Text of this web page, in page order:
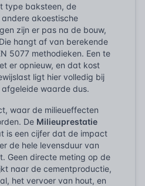
type baksteen, de
akoestische
zijn er pas na de bouw,
hangt af van berekende
5077 methodieken. Een te
er opnieuw, en dat kost
ligt hier volledig bij
waarde dus.
waar de milieueffecten
De Milieuprestatie
is een cijfer dat de impact
de hele levensduur van
Geen directe meting op de
naar de cementproductie,
het vervoer van hout, en